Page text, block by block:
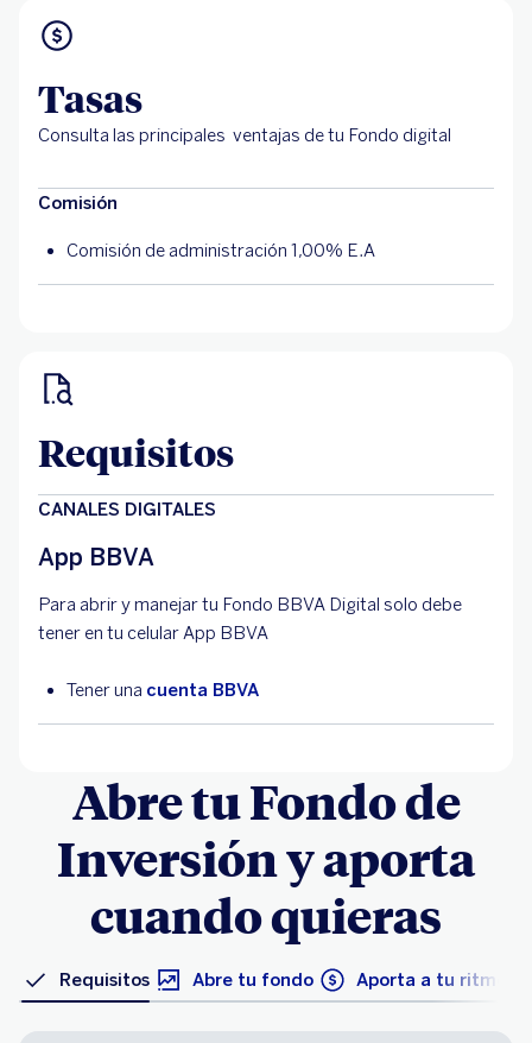
Tasas
Consulta las principales ventajas de tu Fondo digital
Comisión
Comisión de administración 1,00% E.A
Requisitos
CANALES DIGITALES
App BBVA
Para abrir y manejar tu Fondo BBVA Digital solo debe
tener en tu celular App BBVA
Tener una cuenta BBVA
Abre tu Fondo de
Inversión y aporta
cuando quieras
Requisitos Abre tu fondo Aporta a tu ritmo